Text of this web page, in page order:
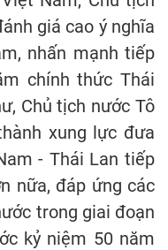
giá cao ý nghĩa
nhấn mạnh tiếp
chính thức Thái
Chủ tịch nước Tô
xung lực đưa
- Thái Lan tiếp
nữa, đáp ứng các
trong giai đoạn
kỷ niệm 50 năm